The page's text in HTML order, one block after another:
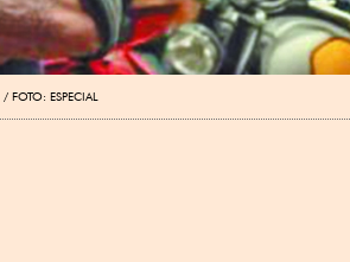
FOTO: ESPECIAL